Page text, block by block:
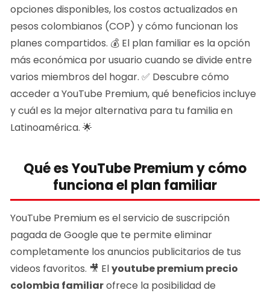
opciones disponibles, los costos actualizados en
pesos colombianos (COP) y cómo funcionan los
planes compartidos. 💰 El plan familiar es la opción
más económica por usuario cuando se divide entre
varios miembros del hogar. ✅ Descubre cómo
acceder a YouTube Premium, qué beneficios incluye
y cuál es la mejor alternativa para tu familia en
Latinoamérica. 🌟
Qué es YouTube Premium y cómo
funciona el plan familiar
YouTube Premium es el servicio de suscripción
pagada de Google que te permite eliminar
completamente los anuncios publicitarios de tus
videos favoritos. 🎥 Elyoutube premium precio
colombia familiarofrece la posibilidad de